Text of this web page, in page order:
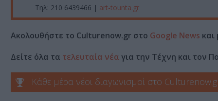
Τηλ: 210 6439466 | art-tounta.gr
Ακολουθήστε το Culturenow.gr στο Google News και
Δείτε όλα τα τελευταία νέα για την Τέχνη και τον
Κάθε μέρα νέοι διαγωνισμοί στο